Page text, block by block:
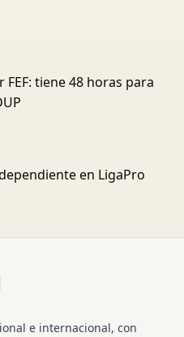
tiene 48 horas para
en LigaPro
e internacional, con